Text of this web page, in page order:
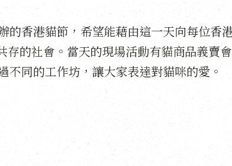
香港貓節，希望能藉由這一天向每位香
的社會。當天的現場活動有貓商品義賣
同的工作坊，讓大家表達對貓咪的愛。